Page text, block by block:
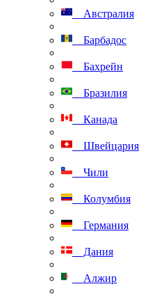
Австралия
Барбадос
Бахрейн
Бразилия
Канада
Швейцария
Чили
Колумбия
Германия
Дания
Алжир